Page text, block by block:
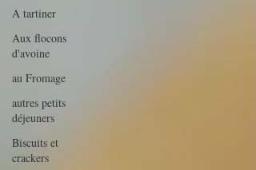
A tartiner
Aux flocons
d'avoine
au Fromage
autres petits
déjeuners
Biscuits et
crackers